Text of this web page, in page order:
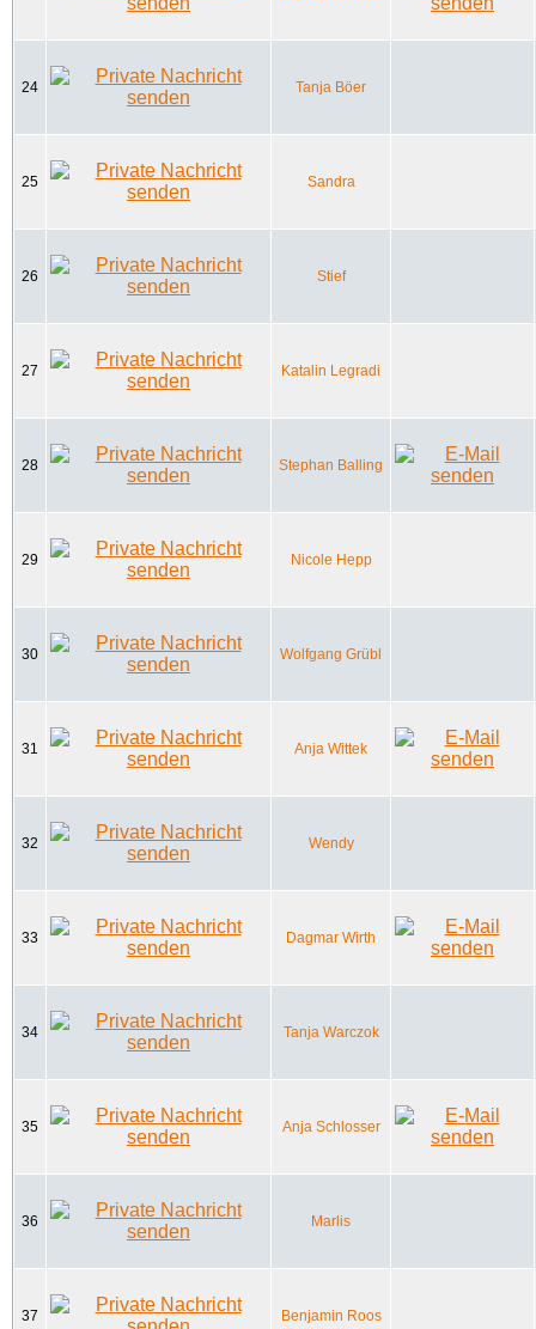
24 Tanja Böer
25 Sandra
26 Stief
27 Katalin Legradi
28 Stephan Balling
29 Nicole Hepp
30 Wolfgang Grübl
31 Anja Wittek
32 Wendy
33 Dagmar Wirth
34 Tanja Warczok
35 Anja Schlosser
36 Marlis
37 Benjamin Roos